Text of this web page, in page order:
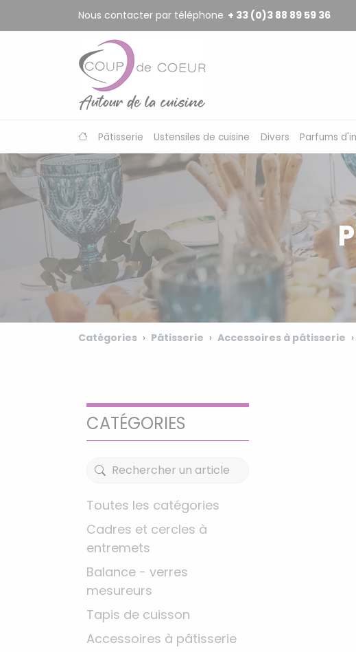
Nous contacter par téléphone + 33 (0)3 88 89 59 36
Pâtisserie Ustensiles de cuisine Divers Parfums
Catégories Pâtisserie Accessoires à pâtisserie
CATÉGORIES
Toutes les catégories
Cadres et cercles à
entremets
Balance - verres
mesureurs
Tapis de cuisson
Accessoires à pâtisserie
Panneau de gestion des cookies